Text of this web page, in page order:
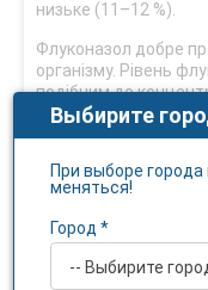
низьке (11–12 %).
Флуконазол добре
організму. Рівень
подібним до
пацієнтів, хворих на
флуконазолу в
Високі концентрації
перевищують
епідермісі, дермі
роговому шарі.
Выбирите
При выборе
меняться!
Город *
-- Выбирите